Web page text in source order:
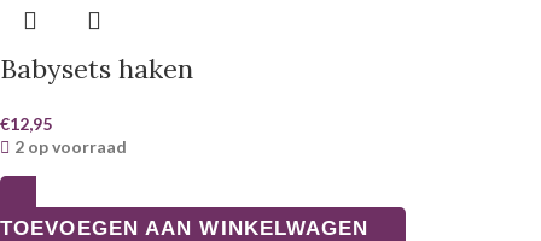
Babysets haken
€12,95
2 op voorraad
TOEVOEGEN AAN WINKELWAGEN